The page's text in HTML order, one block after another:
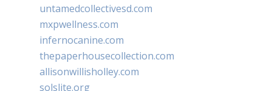
untamedcollectivesd.com
mxpwellness.com
infernocanine.com
thepaperhousecollection.com
allisonwillisholley.com
solslite.org